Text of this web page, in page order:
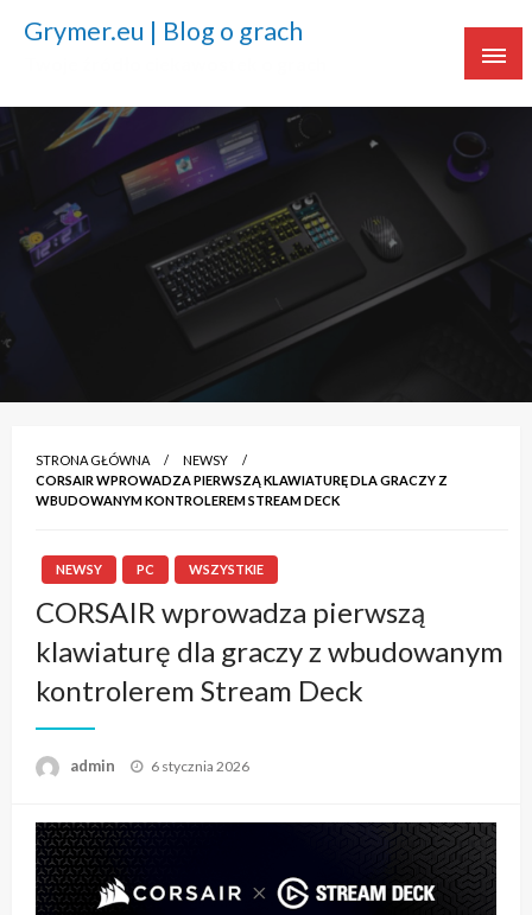
Grymer.eu | Blog o grach
STRONA GŁÓWNA
NEWSY
CORSAIR WPROWADZA PIERWSZĄ KLAWIATURĘ DLA GRACZY Z
WBUDOWANYM KONTROLEREM STREAM DECK
NEWSY PC WSZYSTKIE
CORSAIR wprowadza pierwszą
klawiaturę dla graczy z wbudowanym
kontrolerem Stream Deck
admin Napisano
6 stycznia 2026